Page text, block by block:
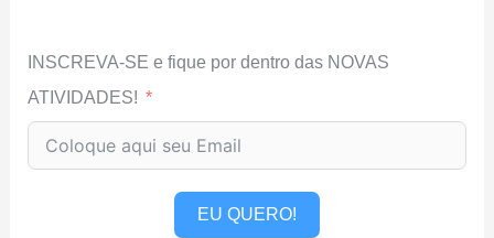
INSCREVA-SE e fique por dentro das NOVAS
ATIVIDADES!
EU QUERO!